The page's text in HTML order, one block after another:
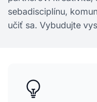
sebadisciplínu,
učiť sa. Vybudujte